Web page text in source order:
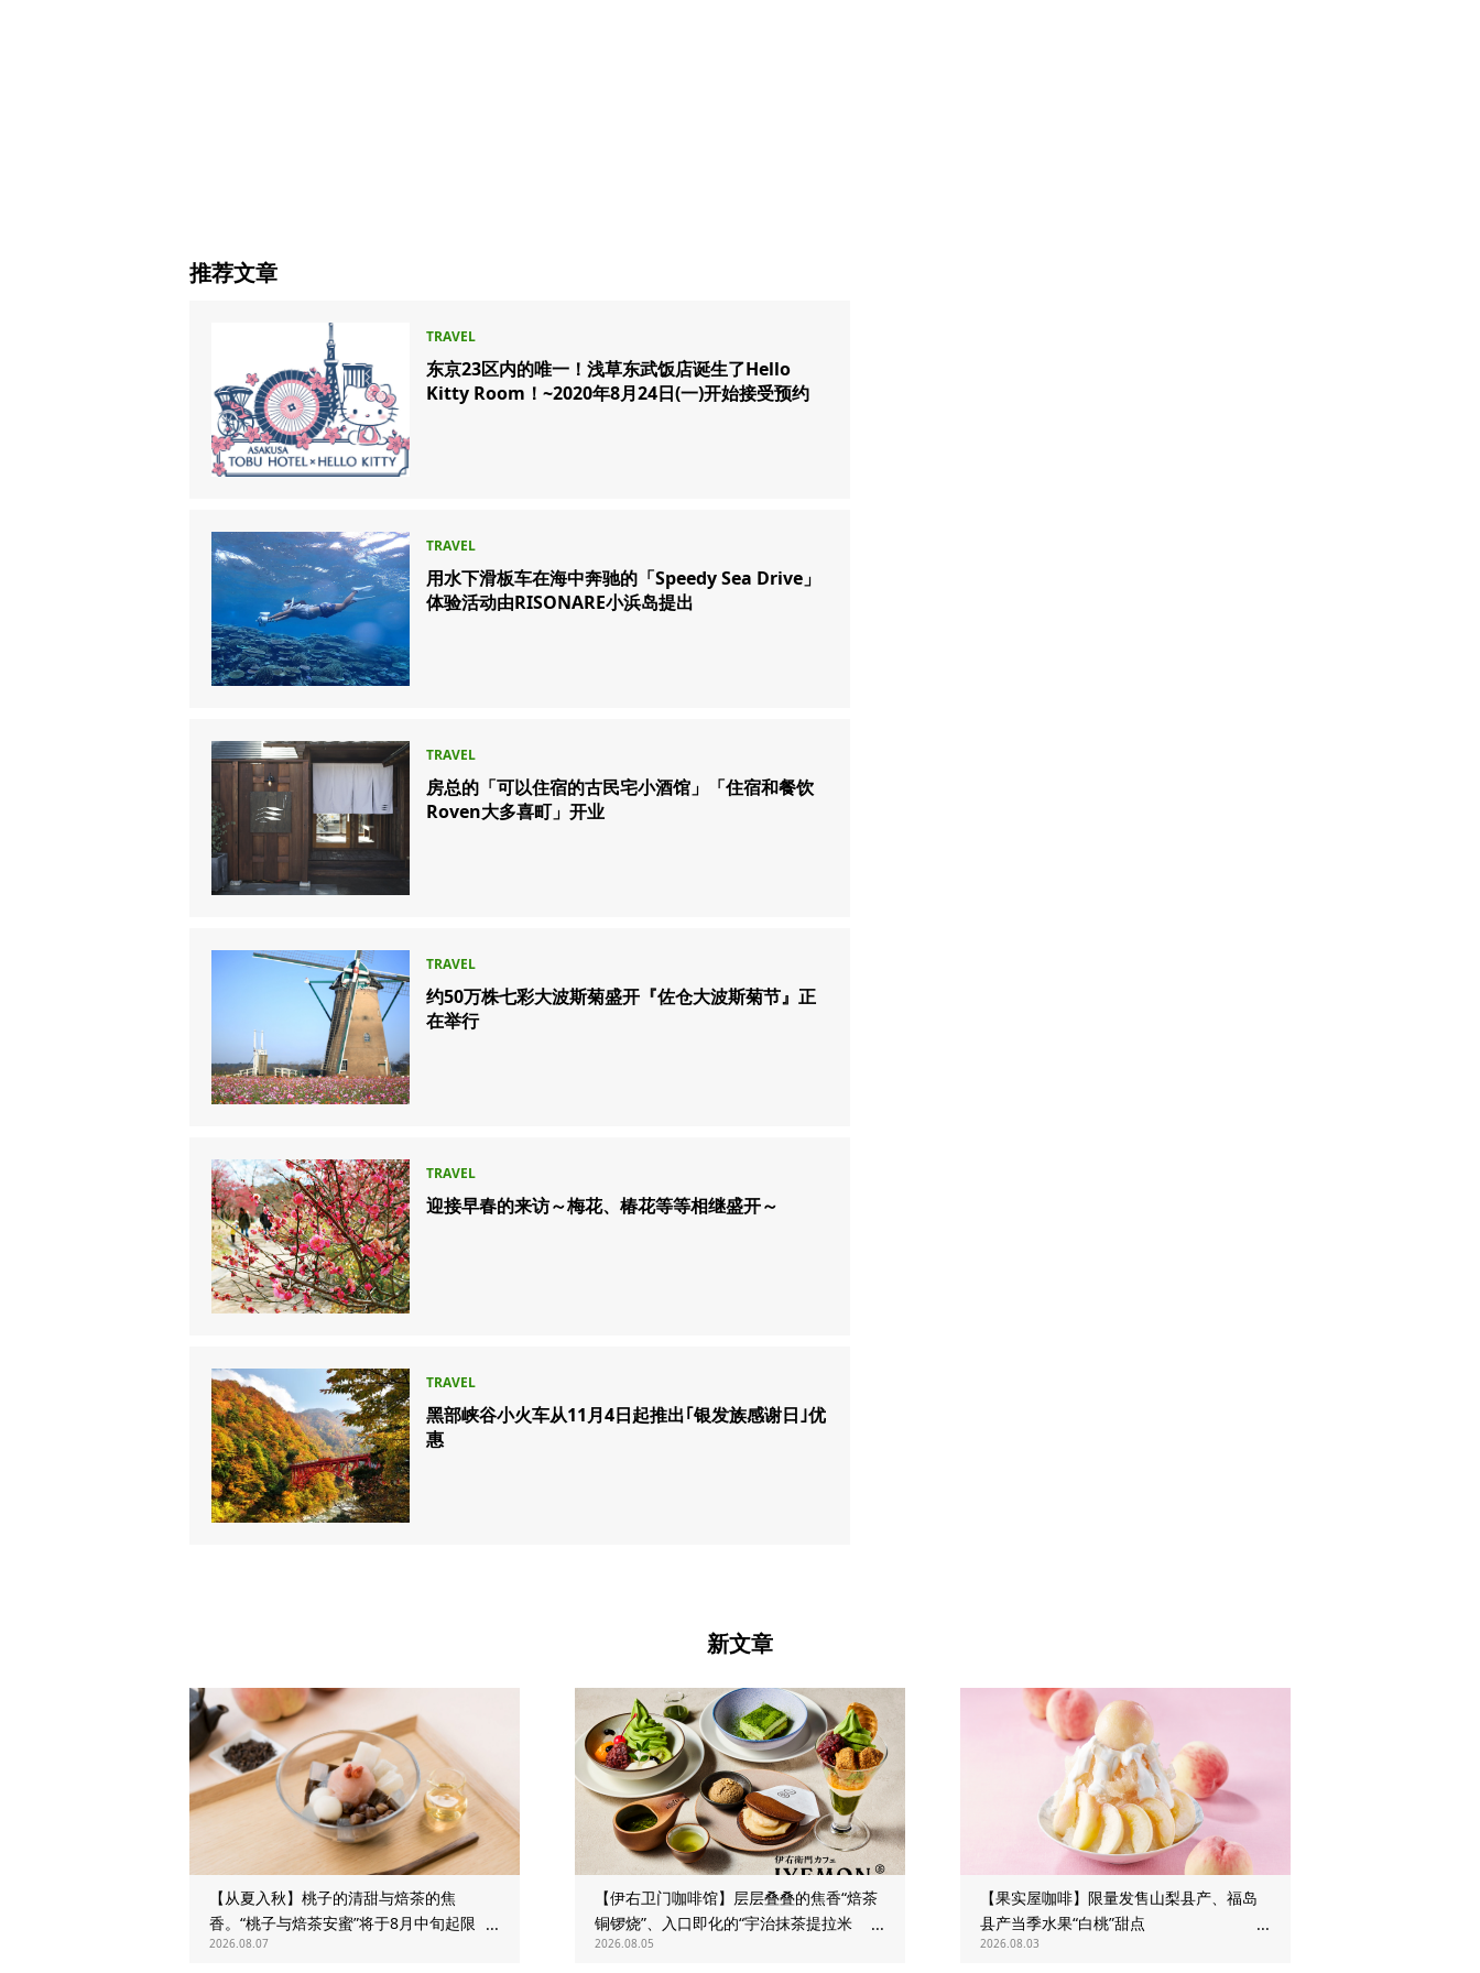
推荐文章
东京23区内的唯一！浅草东武饭店诞生了Hello
Kitty Room！~2020年8月24日(一)开始接受预约
用水下滑板车在海中奔驰的「Speedy Sea Drive」
体验活动由RISONARE小浜岛提出
房总的「可以住宿的古民宅小酒馆」「住宿和餐饮
Roven大多喜町」开业
约50万株七彩大波斯菊盛开『佐仓大波斯菊节』正
在举行
迎接早春的来访～梅花、椿花等等相继盛开～
黑部峡谷小火车从11月4日起推出｢银发族感谢日｣优
惠
新文章
【从夏入秋】桃子的清甜与焙茶的焦
香。“桃子与焙茶安蜜”将于8月中旬起限时
发售
2026.08.07
【伊右卫门咖啡馆】层层叠叠的焦香“焙茶
铜锣烧”、入口即化的“宇治抹茶提拉米
苏”全新登场
2026.08.05
【果实屋咖啡】限量发售山梨县产、福岛
县产当季水果“白桃”甜点
2026.08.03